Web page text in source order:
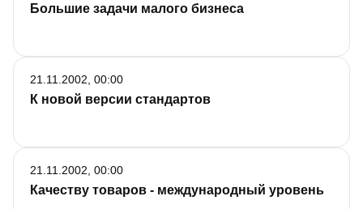
Большие задачи малого бизнеса
К новой версии стандартов
21.11.2002, 00:00
Качеству товаров - международный уровень
21.11.2002, 00:00